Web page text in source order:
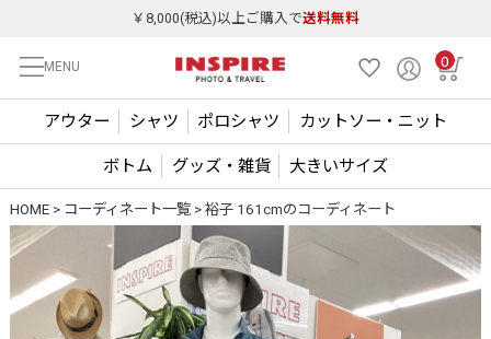
￥8,000(税込)以上ご購入で送料無料
MENU 0
アウター シャツ ポロシャツ カットソー・ニット
ボトム グッズ・雑貨 大きいサイズ
HOME コーディネート一覧 裕子 161cmのコーディネート